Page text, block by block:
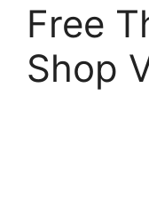
Free
Shop